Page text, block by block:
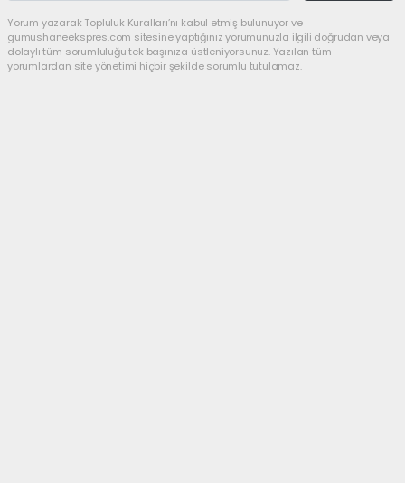
Yorum yazarak Topluluk Kuralları’nı kabul etmiş bulunuyor ve
gumushaneekspres.com sitesine yaptığınız yorumunuzla ilgili doğrudan veya
dolaylı tüm sorumluluğu tek başınıza üstleniyorsunuz. Yazılan tüm
yorumlardan site yönetimi hiçbir şekilde sorumlu tutulamaz.